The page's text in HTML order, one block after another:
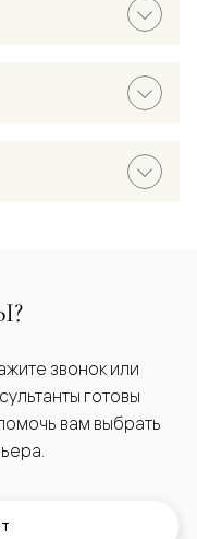
звонок или
готовы
вам выбрать